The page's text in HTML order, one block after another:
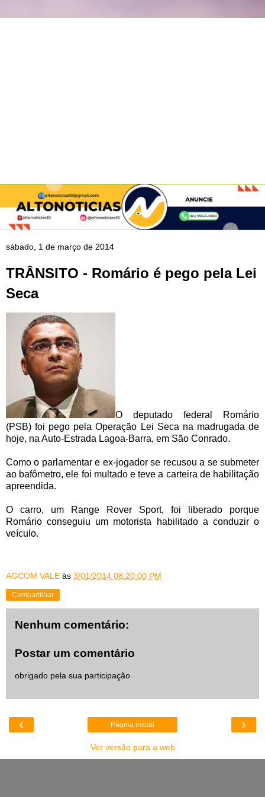
sábado, 1 de março de 2014
TRÂNSITO - Romário é pego pela Lei
Seca
O deputado federal Romário
(PSB) foi pego pela Operação Lei Seca na madrugada de
hoje, na Auto-Estrada Lagoa-Barra, em São Conrado.
Como o parlamentar e ex-jogador se recusou a se submeter
ao bafômetro, ele foi multado e teve a carteira de habilitação
apreendida.
O carro, um Range Rover Sport, foi liberado porque
Romário conseguiu um motorista habilitado a conduzir o
veículo.
AGCOM VALE às 3/01/2014 08:20:00 PM
Compartilhar
Nenhum comentário:
Postar um comentário
obrigado pela sua participação
‹ ›
Página inicial
Ver versão para a web